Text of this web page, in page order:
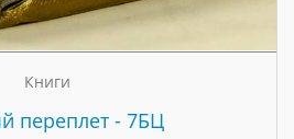
Книги
переплет - 7БЦ